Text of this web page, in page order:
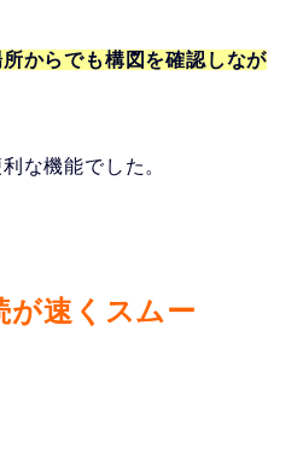
からでも構図を確認しなが
な機能でした。
が速くスムー